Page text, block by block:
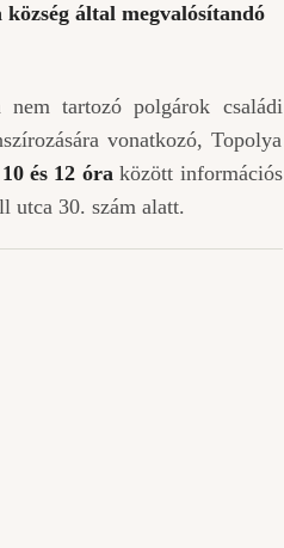
által megvalósítandó
nem tartozó polgárok családi
vonatkozó, Topolya
és 12 óraközött információs
utca 30. szám alatt.